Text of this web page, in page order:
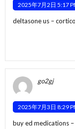
2025年7月2日 5:17
deltasone us –
go2gj
2025年7月3日 8:29
buy ed medications –